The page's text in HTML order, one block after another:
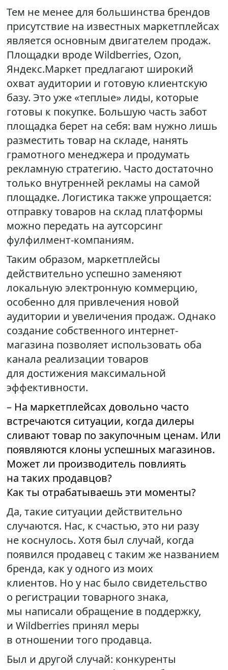
Тем не менее для большинства брендов
присутствие на известных маркетплейсах
является основным двигателем продаж.
Площадки вроде Wildberries, Ozon,
Яндекс.Маркет предлагают широкий
охват аудитории и готовую клиентскую
базу. Это уже «теплые» лиды, которые
готовы к покупке. Большую часть забот
площадка берет на себя: вам нужно лишь
разместить товар на складе, нанять
грамотного менеджера и продумать
рекламную стратегию. Часто достаточно
только внутренней рекламы на самой
площадке. Логистика также упрощается:
отправку товаров на склад платформы
можно передать на аутсорсинг
фулфилмент-компаниям.
Таким образом, маркетплейсы
действительно успешно заменяют
локальную электронную коммерцию,
особенно для привлечения новой
аудитории и увеличения продаж. Однако
создание собственного интернет-
магазина позволяет использовать оба
канала реализации товаров
для достижения максимальной
эффективности.
– На маркетплейсах довольно часто
встречаются ситуации, когда дилеры
сливают товар по закупочным ценам. Или
появляются клоны успешных магазинов.
Может ли производитель повлиять
на таких продавцов?
Как ты отрабатываешь эти моменты?
Да, такие ситуации действительно
случаются. Нас, к счастью, это ни разу
не коснулось. Хотя был случай, когда
появился продавец с таким же названием
бренда, как у одного из моих
клиентов. Но у нас было свидетельство
о регистрации товарного знака,
мы написали обращение в поддержку,
и Wildberries принял меры
в отношении того продавца.
Был и другой случай: конкуренты